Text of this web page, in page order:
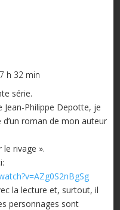
h 32 min
série.
Jean-Philippe Depotte, je
roman de mon auteur
le rivage ».
la lecture et, surtout, il
personnages sont